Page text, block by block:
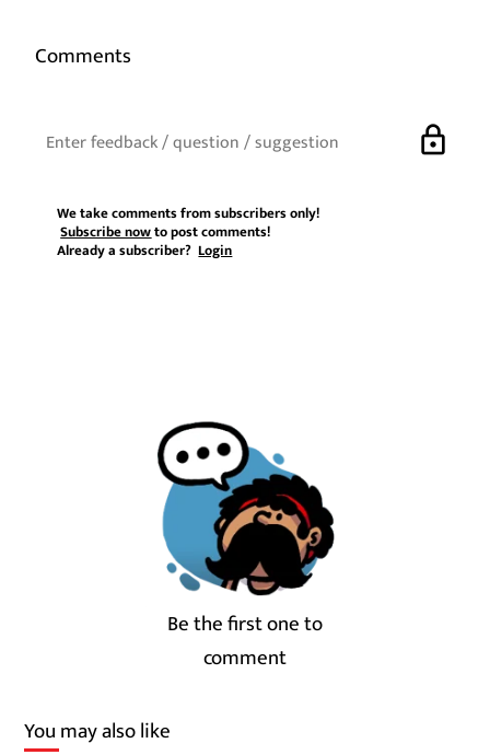
Comments
lock
We take comments from subscribers only!
Subscribe nowto post comments!
Already a subscriber?Login
Be the first one to
comment
You may also like